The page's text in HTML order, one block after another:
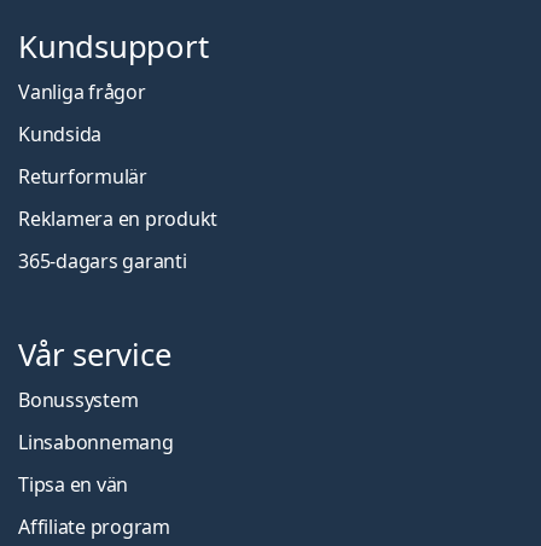
Kundsupport
Vanliga frågor
Kundsida
Returformulär
Reklamera en produkt
365-dagars garanti
Vår service
Bonussystem
Linsabonnemang
Tipsa en vän
Affiliate program